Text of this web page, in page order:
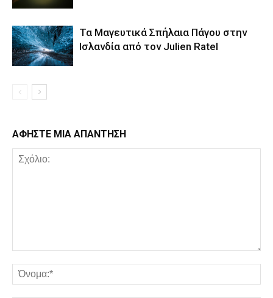
Τα Μαγευτικά Σπήλαια Πάγου στην
Ισλανδία από τον Julien Ratel
ΑΦΗΣΤΕ ΜΙΑ ΑΠΑΝΤΗΣΗ